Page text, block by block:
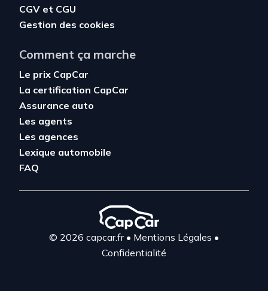
CGV et CGU
Gestion des cookies
Comment ça marche
Le prix CapCar
La certification CapCar
Assurance auto
Les agents
Les agences
Lexique automobile
FAQ
© 2026 capcar.fr• Mentions Légales •
Confidentialité